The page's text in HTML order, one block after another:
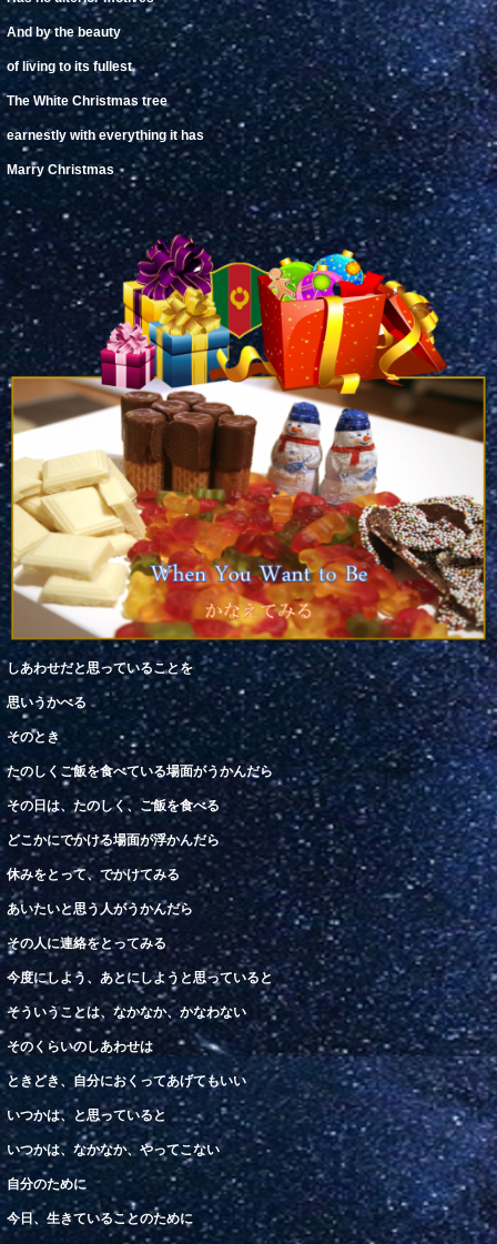
And by the beauty
of living to its fullest
The White Christmas tree
earnestly with everything it has
Marry Christmas
しあわせだと思っていることを
思いうかべる
そのとき
たのしくご飯を食べている場面がうかんだら
その日は、たのしく、ご飯を食べる
どこかにでかける場面が浮かんだら
休みをとって、でかけてみる
あいたいと思う人がうかんだら
その人に連絡をとってみる
今度にしよう、あとにしようと思っていると
そういうことは、なかなか、かなわない
そのくらいのしあわせは
ときどき、自分におくってあげてもいい
いつかは、と思っていると
いつかは、なかなか、やってこない
自分のために
今日、生きていることのために